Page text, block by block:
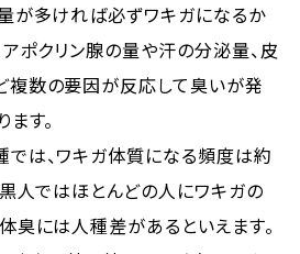
が多ければ必ずワキガになるか
アポクリン腺の量や汗の分泌量、皮
数の要因が反応して臭いが発
す。
は、ワキガ体質になる頻度は約
人ではほとんどの人にワキガの
臭には人種差があるといえます。